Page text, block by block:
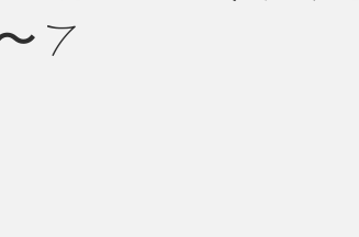
英国／欧州 News
7